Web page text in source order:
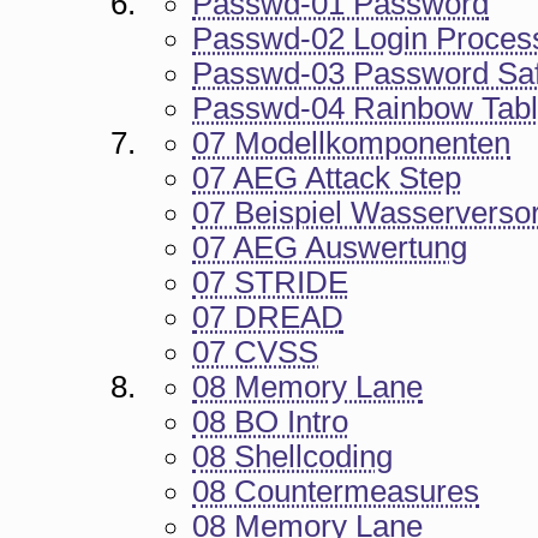
Passwd-02 Login
Passwd-03 Password
Passwd-04 Rainbow
07 Modellkomponenten
07 AEG Attack Step
07 Beispiel
07 AEG Auswertung
07 STRIDE
07 DREAD
07 CVSS
08 Memory Lane
08 BO Intro
08 Shellcoding
08 Countermeasures
08 Memory Lane